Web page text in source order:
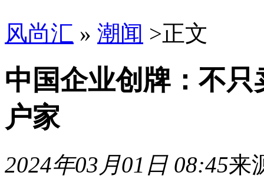
风尚汇 » 潮闻 >正文
中国企业创牌：不
户家
2024年03月01日 08:45来